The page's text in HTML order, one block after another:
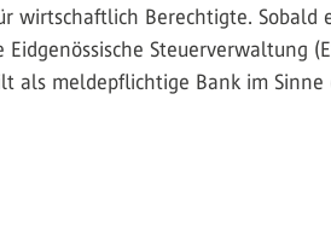
wirtschaftlich Berechtigte.
Steuerverwaltung
als meldepflichtige Bank im